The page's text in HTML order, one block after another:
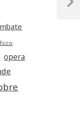
Next
ficco
opera